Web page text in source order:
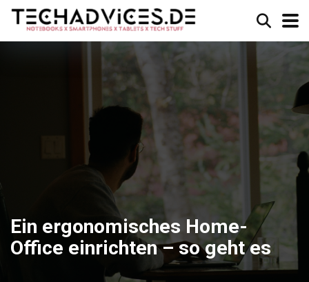
Ein ergonomisches Home-
Office einrichten – so geht es